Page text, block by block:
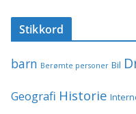
Stikkord
barn Berømte personer Bil
Geografi Historie